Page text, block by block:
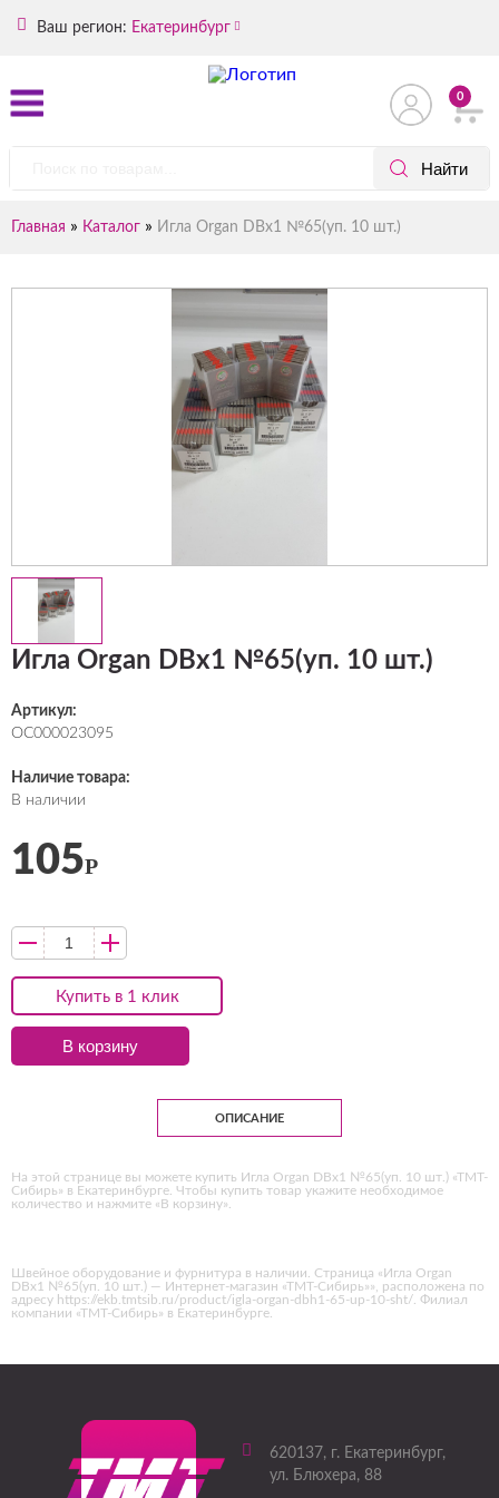
Ваш регион: Екатеринбург
0
Главная » Каталог » Игла Organ DBх1 №65(уп. 10 шт.)
Игла Organ DBх1 №65(уп. 10 шт.)
Артикул:
ОС000023095
Наличие товара:
В наличии
Купить в 1 клик
105Р
В корзину
ОПИСАНИЕ
На этой странице вы можете купить Игла Organ DBх1 №65(уп. 10 шт.) «ТМТ-
Сибирь» в Екатеринбурге. Чтобы купить товар укажите необходимое
количество и нажмите «В корзину».
Швейное оборудование и фурнитура в наличии. Страница «Игла Organ
DBх1 №65(уп. 10 шт.) — Интернет-магазин «ТМТ-Сибирь»», расположена по
адресу https://ekb.tmtsib.ru/product/igla-organ-dbh1-65-up-10-sht/. Филиал
компании «ТМТ-Сибирь» в Екатеринбурге.
620137, г. Екатеринбург,
ул. Блюхера, 88